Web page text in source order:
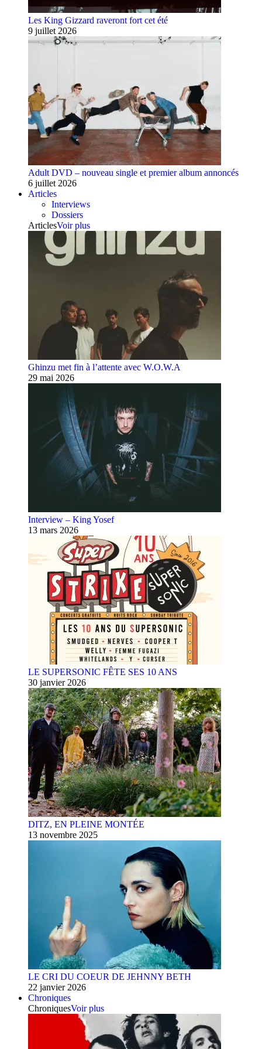
Les King Gizzard raveront fort cet été
9 juillet 2026
Adult DVD – nouveau single et premier album annoncés
6 juillet 2026
Articles
Interviews
Dossiers
ArticlesVoir plus
Ghinzu met fin à l’attente avec W.O.W.A
29 mai 2026
Interview – King Yosef
13 mars 2026
LE SUPERSONIC FÊTE SES 10 ANS
30 janvier 2026
DITZ, EN PLEINE MONTÉE
13 novembre 2025
LE CRI DU COEUR DE JEHNNY BETH
22 janvier 2026
Chroniques
ChroniquesVoir plus